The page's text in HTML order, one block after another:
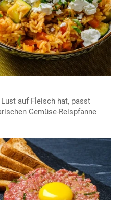
auf Fleisch hat, passt
Gemüse-Reispfanne